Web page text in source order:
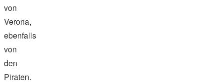
von
Verona,
ebenfalls
von
den
Piraten.